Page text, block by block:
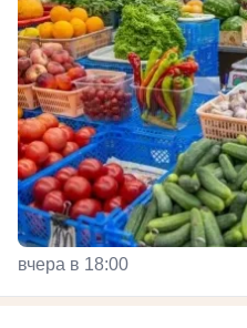
вчера в 18:00